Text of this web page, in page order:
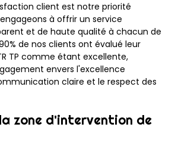
client est notre priorité
à offrir un service
et de haute qualité à chacun de
de nos clients ont évalué leur
TP comme étant excellente,
envers l'excellence
claire et le respect des
zone d'intervention de